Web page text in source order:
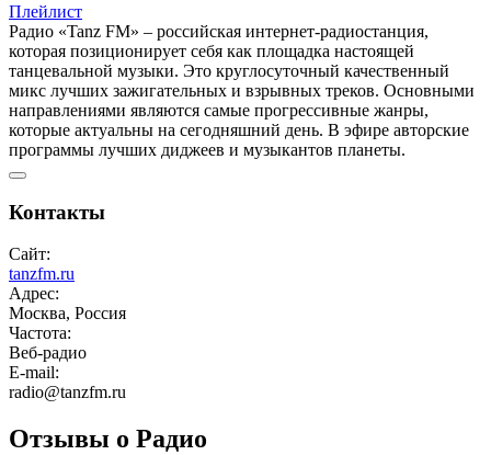
Плейлист
Радио «Tanz FM» – российская интернет-радиостанция,
которая позиционирует себя как площадка настоящей
танцевальной музыки. Это круглосуточный качественный
микс лучших зажигательных и взрывных треков. Основными
направлениями являются самые прогрессивные жанры,
которые актуальны на сегодняшний день. В эфире авторские
программы лучших диджеев и музыкантов планеты.
Контакты
Сайт:
tanzfm.ru
Адрес:
Москва, Россия
Частота:
Веб-радио
E-mail:
radio@tanzfm.ru
Отзывы о Радио